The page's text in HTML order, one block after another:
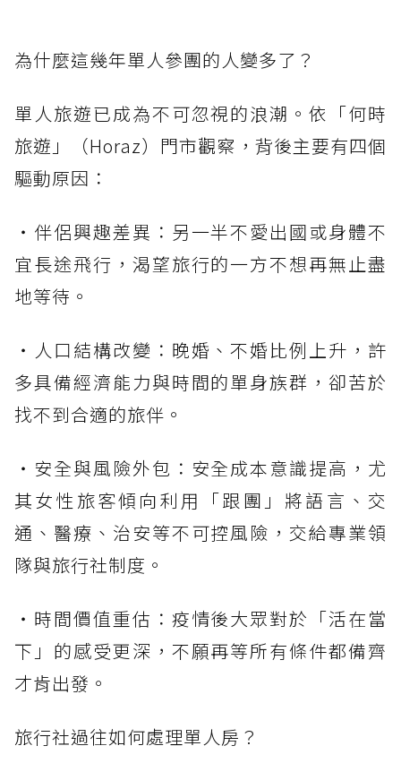
為什麼這幾年單人參團的人變多了？
單人旅遊已成為不可忽視的浪潮。依「何時
旅遊」（Horaz）門市觀察，背後主要有四個
驅動原因：
・伴侶興趣差異：另一半不愛出國或身體不
宜長途飛行，渴望旅行的一方不想再無止盡
地等待。
・人口結構改變：晚婚、不婚比例上升，許
多具備經濟能力與時間的單身族群，卻苦於
找不到合適的旅伴。
・安全與風險外包：安全成本意識提高，尤
其女性旅客傾向利用「跟團」將語言、交
通、醫療、治安等不可控風險，交給專業領
隊與旅行社制度。
・時間價值重估：疫情後大眾對於「活在當
下」的感受更深，不願再等所有條件都備齊
才肯出發。
旅行社過往如何處理單人房？